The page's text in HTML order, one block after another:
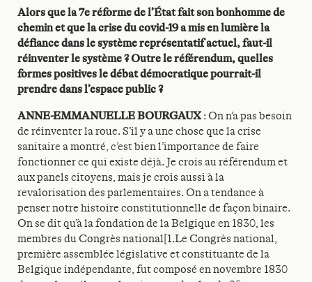
Alors que la 7e réforme de l’État fait son bonhomme de
chemin et que la crise du covid-19 a mis en lumière la
défiance dans le système représentatif actuel, faut-il
réinventer le système ? Outre le référendum, quelles
formes positives le débat démocratique pourrait-il
prendre dans l’espace public ?
ANNE-EMMANUELLE BOURGAUX : On n’a pas besoin
de réinventer la roue. S’il y a une chose que la crise
sanitaire a montré, c’est bien l’importance de faire
fonctionner ce qui existe déjà. Je crois au référendum et
aux panels citoyens, mais je crois aussi à la
revalorisation des parlementaires. On a tendance à
penser notre histoire constitutionnelle de façon binaire.
On se dit qu’à la fondation de la Belgique en 1830, les
membres du Congrès national[1.Le Congrès national,
première assemblée législative et constituante de la
Belgique indépendante, fut composé en novembre 1830